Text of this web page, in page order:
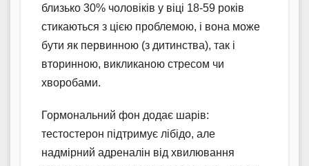
близько 30% чоловіків у віці 18-59 років
стикаються з цією проблемою, і вона може
бути як первинною (з дитинства), так і
вторинною, викликаною стресом чи
хворобами.
Гормональний фон додає шарів:
тестостерон підтримує лібідо, але
надмірний адреналін від хвилювання